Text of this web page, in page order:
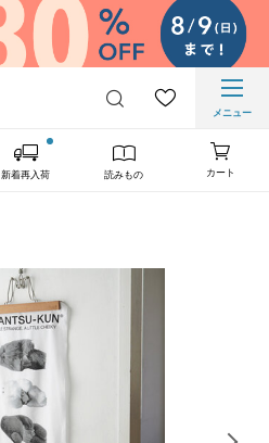
メニュー
新着再入荷 読みもの カート